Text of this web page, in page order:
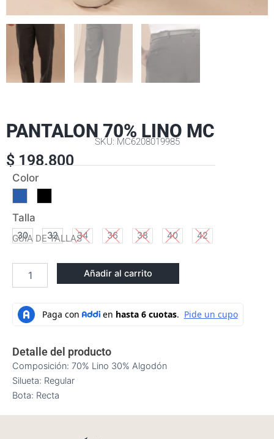
PANTALON 70% LINO MC
SKU: MC6208019985
$198.800
Color
Talla
30 32 34 36 38 40 42
PANTALON
70%
LINO
MC
cantidad
Añadir al carrito
GUÍA DE TALLAS
Detalle del producto
Composición: 70% Lino 30% Algodón
Silueta: Regular
Bota: Recta